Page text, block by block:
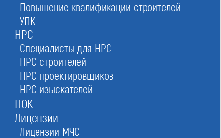
Повышение квалификации строителей
УПК
НРС
Специалисты для НРС
НРС строителей
НРС проектировщиков
НРС изыскателей
НОК
Лицензии
Лицензии МЧС
СРО НП «Союзнефтегазстрой»
Оставьте заявку прямо сейчас
Заказать консультацию